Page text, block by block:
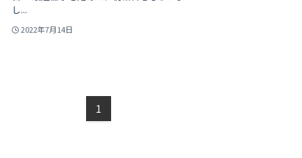
し...
2022年7月14日
1